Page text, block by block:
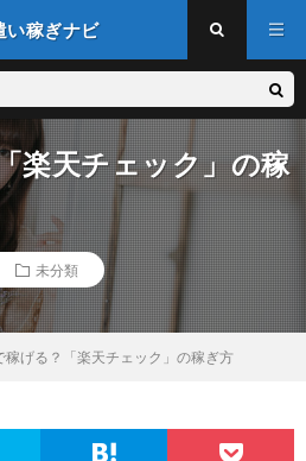
い稼ぎナビ
楽天チェック」の稼
未分類
稼げる？「楽天チェック」の稼ぎ方